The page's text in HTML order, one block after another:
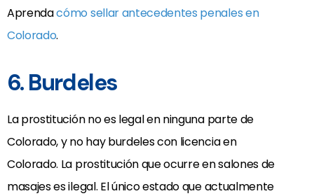
Aprendacómo sellar antecedentes penales en
Colorado.
6. Burdeles
La prostitución no es legal en ninguna parte de
Colorado, y no hay burdeles con licencia en
Colorado. La prostitución que ocurre en salones de
masajes es ilegal. El único estado que actualmente